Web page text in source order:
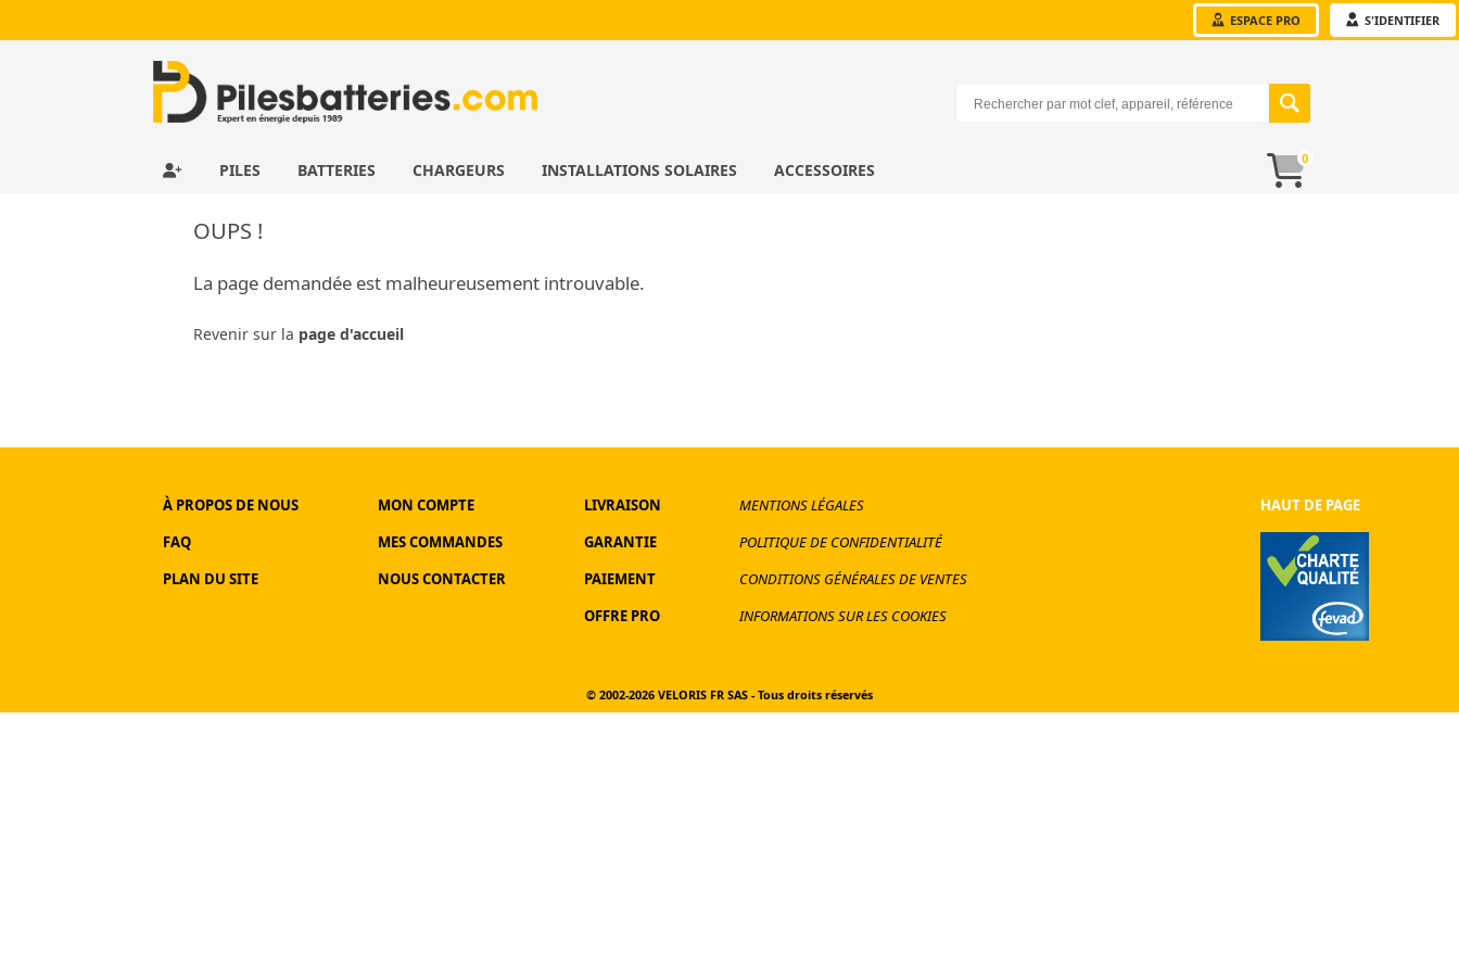
ESPACE PRO S'IDENTIFIER
PILES BATTERIES CHARGEURS INSTALLATIONS SOLAIRES ACCESSOIRES
0
OUPS !
La page demandée est malheureusement introuvable.
Revenir sur la page d'accueil
À PROPOS DE NOUS
FAQ
PLAN DU SITE
MON COMPTE
MES COMMANDES
NOUS CONTACTER
LIVRAISON
GARANTIE
PAIEMENT
OFFRE PRO
MENTIONS LÉGALES
POLITIQUE DE CONFIDENTIALITÉ
CONDITIONS GÉNÉRALES DE VENTES
INFORMATIONS SUR LES COOKIES
HAUT DE PAGE
© 2002-2026 VELORIS FR SAS - Tous droits réservés